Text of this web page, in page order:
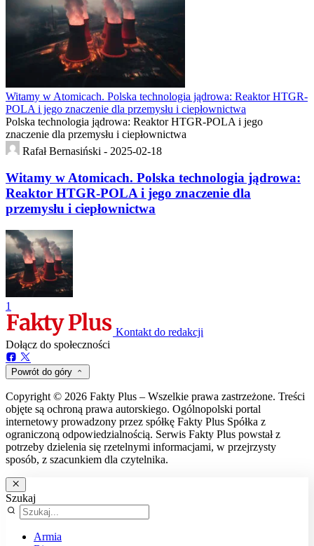
Witamy w Atomicach. Polska technologia jądrowa: Reaktor HTGR-
POLA i jego znaczenie dla przemysłu i ciepłownictwa
Polska technologia jądrowa: Reaktor HTGR-POLA i jego
znaczenie dla przemysłu i ciepłownictwa
Rafał Bernasiński - 2025-02-18
Witamy w Atomicach. Polska technologia jądrowa:
Reaktor HTGR-POLA i jego znaczenie dla
przemysłu i ciepłownictwa
1
Kontakt do redakcji
Dołącz do społeczności
Powrót do góry
Copyright © 2026 Fakty Plus – Wszelkie prawa zastrzeżone. Treści
objęte są ochroną prawa autorskiego. Ogólnopolski portal
internetowy prowadzony przez spółkę Fakty Plus Spółka z
ograniczoną odpowiedzialnością. Serwis Fakty Plus powstał z
potrzeby dzielenia się rzetelnymi informacjami, w przejrzysty
sposób, z szacunkiem dla czytelnika.
Szukaj
Armia